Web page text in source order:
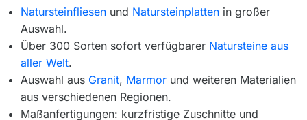
Natursteinfliesen und Natursteinplatten in großer
Auswahl.
Über 300 Sorten sofort verfügbarer Natursteine aus
aller Welt.
Auswahl aus Granit, Marmor und weiteren Materialien
aus verschiedenen Regionen.
Maßanfertigungen: kurzfristige Zuschnitte und